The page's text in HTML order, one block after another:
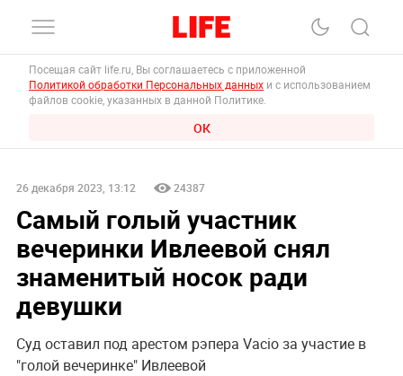
Посещая сайт life.ru, Вы соглашаетесь с приложенной
Политикой обработки Персональных данных и с использованием
файлов cookie, указанных в данной Политике.
ОК
26 декабря 2023, 13:12 24387
Самый голый участник
вечеринки Ивлеевой снял
знаменитый носок ради
девушки
Суд оставил под арестом рэпера Vacio за участие в
"голой вечеринке" Ивлеевой